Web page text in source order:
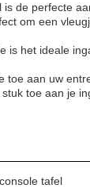
is de perfecte
om een
is het ideale
toe aan uw
toe aan je
tafel